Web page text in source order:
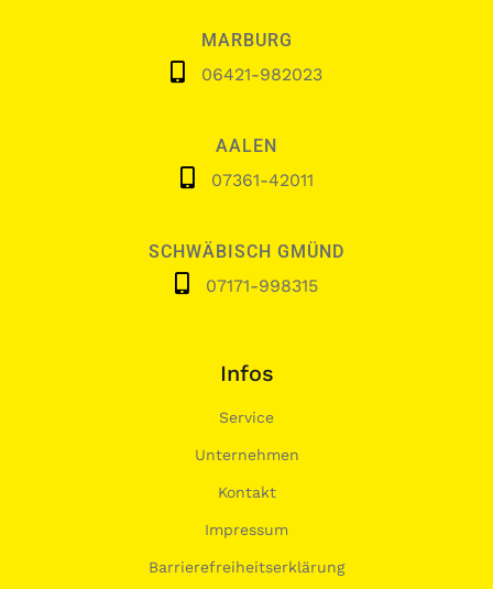
MARBURG
06421-982023
AALEN
07361-42011
SCHWÄBISCH GMÜND
07171-998315
Infos
Service
Unternehmen
Kontakt
Impressum
Barrierefreiheitserklärung